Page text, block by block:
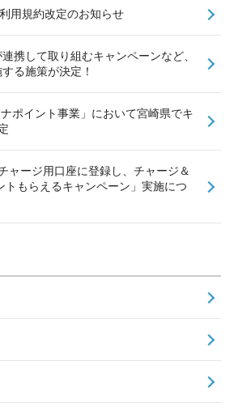
用規約改定のお知らせ
携して取り組むキャンペーンなど、
る施策が決定！
ポイント事業」において宮崎県でキ
ャージ用口座に登録し、チャージ＆
トもらえるキャンペーン」実施につ